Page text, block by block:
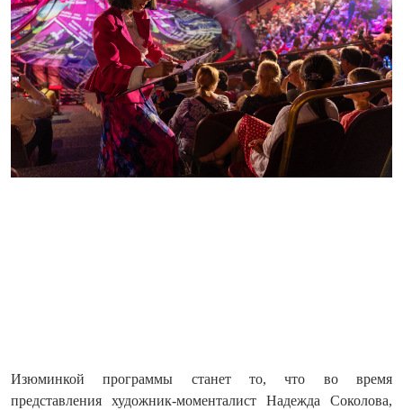
Изюминкой программы станет то, что во время
представления художник-моменталист Надежда Соколова,